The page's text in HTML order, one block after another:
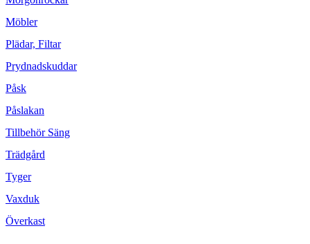
Möbler
Plädar, Filtar
Prydnadskuddar
Påsk
Påslakan
Tillbehör Säng
Trädgård
Tyger
Vaxduk
Överkast